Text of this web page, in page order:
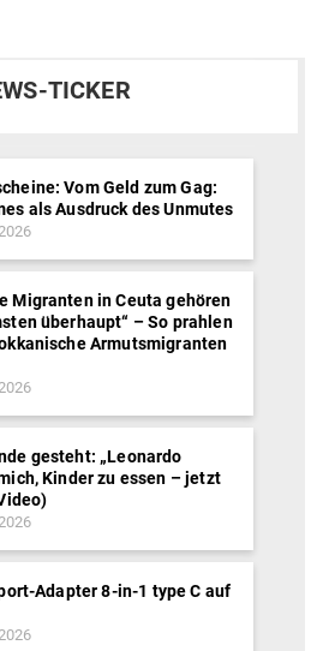
TICKER
Vom Geld zum Gag:
als Ausdruck des Unmutes
Migranten in Ceuta gehören
überhaupt“ – So prahlen
Armutsmigranten
gesteht: „Leonardo
Kinder zu essen – jetzt
Adapter 8-in-1 type C auf